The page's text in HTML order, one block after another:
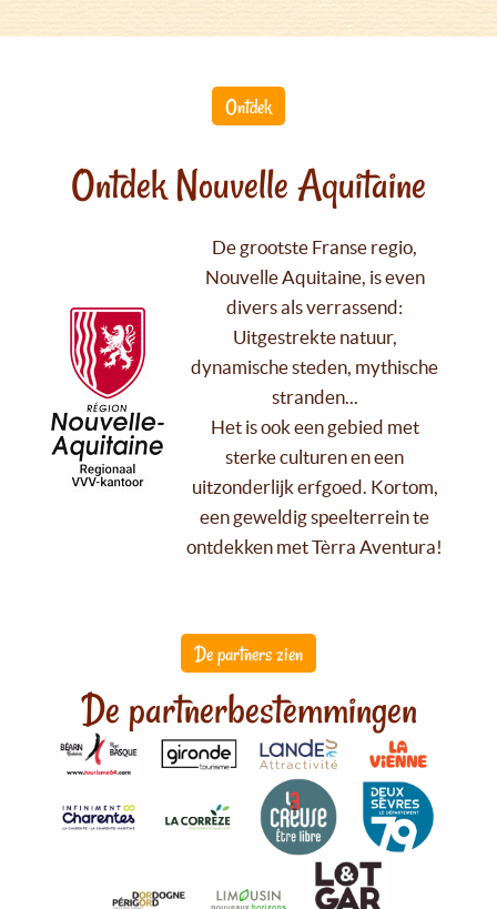
Ontdek
Ontdek Nouvelle Aquitaine
De grootste Franse regio,
Nouvelle Aquitaine, is even
divers als verrassend:
Uitgestrekte natuur,
dynamische steden, mythische
stranden...
Het is ook een gebied met
sterke culturen en een
uitzonderlijk erfgoed. Kortom,
een geweldig speelterrein te
ontdekken met Tèrra Aventura!
De partners zien
De partnerbestemmingen